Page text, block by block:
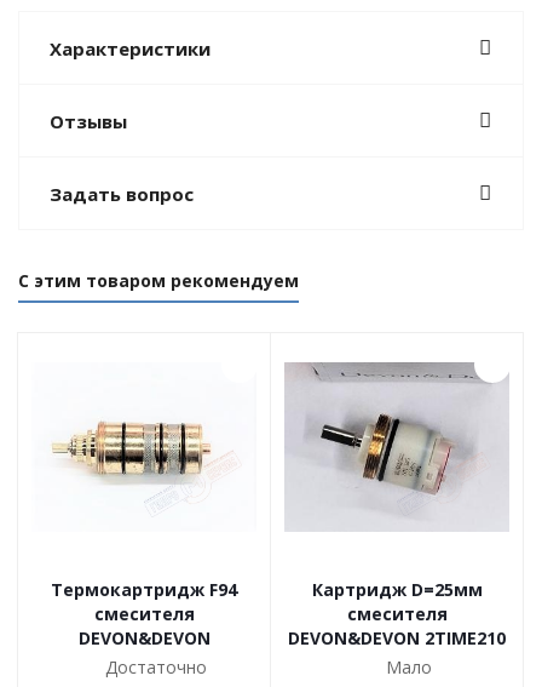
Характеристики
Отзывы
Задать вопрос
С этим товаром рекомендуем
Термокартридж F94
смесителя
DEVON&DEVON
Достаточно
Картридж D=25мм
смесителя
DEVON&DEVON 2TIME210
Мало